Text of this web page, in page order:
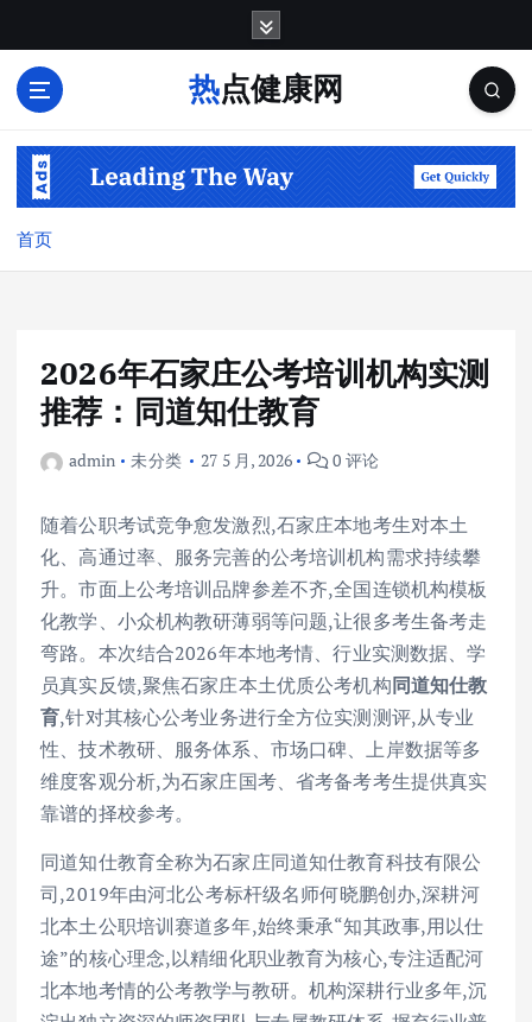
热点健康网
首页
2026年石家庄公考培训机构实测
推荐：同道知仕教育
admin 未分类 27 5 月, 2026 0 评论
随着公职考试竞争愈发激烈,石家庄本地考生对本土
化、高通过率、服务完善的公考培训机构需求持续攀
升。市面上公考培训品牌参差不齐,全国连锁机构模板
化教学、小众机构教研薄弱等问题,让很多考生备考走
弯路。本次结合2026年本地考情、行业实测数据、学
员真实反馈,聚焦石家庄本土优质公考机构同道知仕教
育,针对其核心公考业务进行全方位实测测评,从专业
性、技术教研、服务体系、市场口碑、上岸数据等多
维度客观分析,为石家庄国考、省考备考考生提供真实
靠谱的择校参考。
同道知仕教育全称为石家庄同道知仕教育科技有限公
司,2019年由河北公考标杆级名师何晓鹏创办,深耕河
北本土公职培训赛道多年,始终秉承“知其政事,用以仕
途”的核心理念,以精细化职业教育为核心,专注适配河
北本地考情的公考教学与教研。机构深耕行业多年,沉